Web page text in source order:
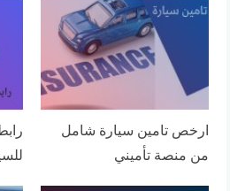
ارخص تامين سيارة شامل
من منصة تأميني